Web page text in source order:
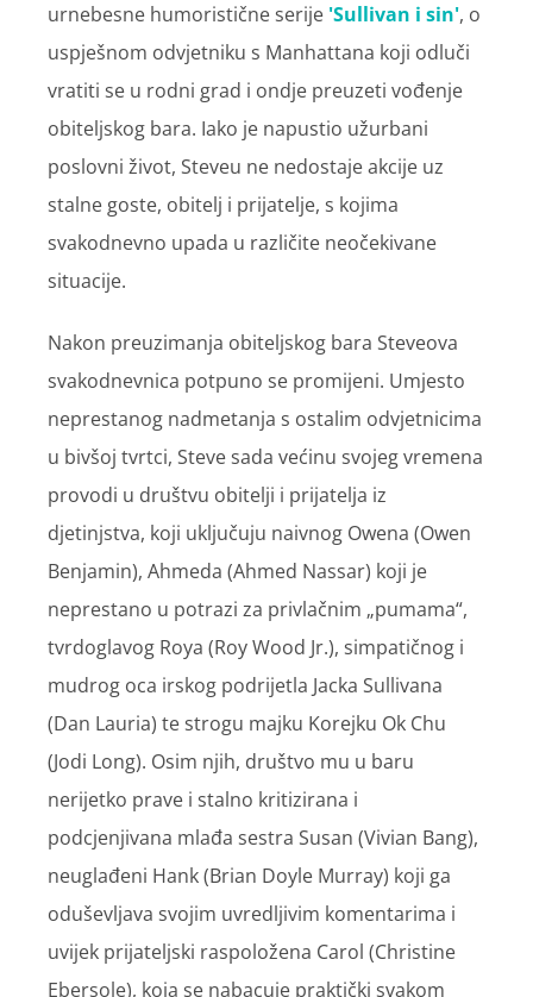
urnebesne humoristične serije 'Sullivan i sin', o
uspješnom odvjetniku s Manhattana koji odluči
vratiti se u rodni grad i ondje preuzeti vođenje
obiteljskog bara. Iako je napustio užurbani
poslovni život, Steveu ne nedostaje akcije uz
stalne goste, obitelj i prijatelje, s kojima
svakodnevno upada u različite neočekivane
situacije.
Nakon preuzimanja obiteljskog bara Steveova
svakodnevnica potpuno se promijeni. Umjesto
neprestanog nadmetanja s ostalim odvjetnicima
u bivšoj tvrtci, Steve sada većinu svojeg vremena
provodi u društvu obitelji i prijatelja iz
djetinjstva, koji uključuju naivnog Owena (Owen
Benjamin), Ahmeda (Ahmed Nassar) koji je
neprestano u potrazi za privlačnim „pumama“,
tvrdoglavog Roya (Roy Wood Jr.), simpatičnog i
mudrog oca irskog podrijetla Jacka Sullivana
(Dan Lauria) te strogu majku Korejku Ok Chu
(Jodi Long). Osim njih, društvo mu u baru
nerijetko prave i stalno kritizirana i
podcjenjivana mlađa sestra Susan (Vivian Bang),
neuglađeni Hank (Brian Doyle Murray) koji ga
oduševljava svojim uvredljivim komentarima i
uvijek prijateljski raspoložena Carol (Christine
Ebersole), koja se nabacuje praktički svakom